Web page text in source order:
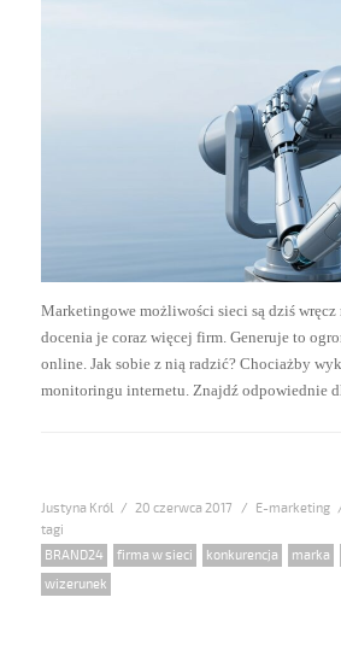
Marketingowe możliwości sieci są dziś
docenia je coraz więcej firm. Generuje to
online. Jak sobie z nią radzić? Chociażby
monitoringu internetu. Znajdź odpowiednie
Justyna Król
Posted
20 czerwca 2017 Categories
E-marketing
Tags
BRAND24 firma w sieci konkurencja marka
wizerunek